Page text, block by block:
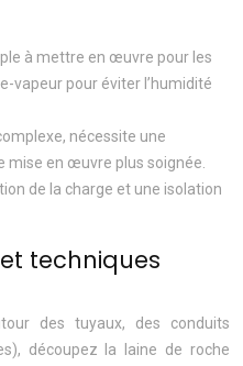
à mettre en œuvre pour les
vapeur pour éviter l’humidité
nécessite une
mise en œuvre plus soignée.
de la charge et une isolation
techniques
des tuyaux, des conduits
découpez la laine de roche